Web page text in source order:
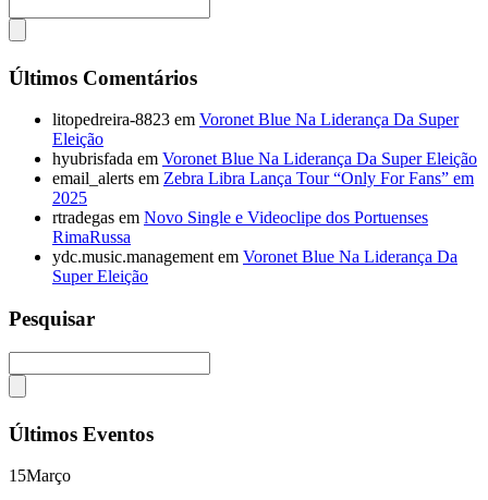
Últimos Comentários
litopedreira-8823 em Voronet Blue Na Liderança Da Super
Eleição
hyubrisfada em Voronet Blue Na Liderança Da Super Eleição
email_alerts em Zebra Libra Lança Tour “Only For Fans” em
2025
rtradegas em Novo Single e Videoclipe dos Portuenses
RimaRussa
ydc.music.management em Voronet Blue Na Liderança Da
Super Eleição
Pesquisar
Últimos Eventos
15Março